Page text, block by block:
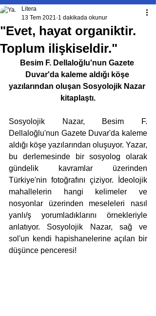
"Evet, hayat organiktir.
Toplum ilişkiseldir."
Litera
13 Tem 2021 1 dakikada okunur
Besim F. Dellaloğlu'nun Gazete
Duvar'da kaleme aldığı köşe
yazılarından oluşan Sosyolojik Nazar
kitaplaştı.
Sosyolojik Nazar, Besim F.
Dellaloğlu'nun Gazete Duvar'da kaleme
aldığı köşe yazılarından oluşuyor. Yazar,
bu derlemesinde bir sosyolog olarak
gündelik kavramlar üzerinden
Türkiye'nin fotoğrafını çiziyor. İdeolojik
mahallelerin hangi kelimeler ve
nosyonlar üzerinden meseleleri nasıl
yanlı/ş yorumladıklarını örnekleriyle
anlatıyor. Sosyolojik Nazar, sağ ve
sol'un kendi hapishanelerine açılan bir
düşünce penceresi!